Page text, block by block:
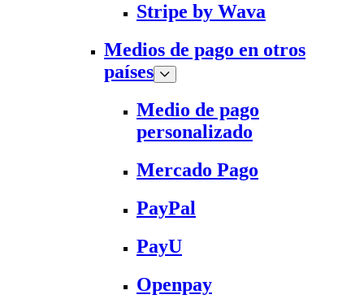
Stripe by Wava
Medios de pago en otros
países
Medio de pago
personalizado
Mercado Pago
PayPal
PayU
Openpay